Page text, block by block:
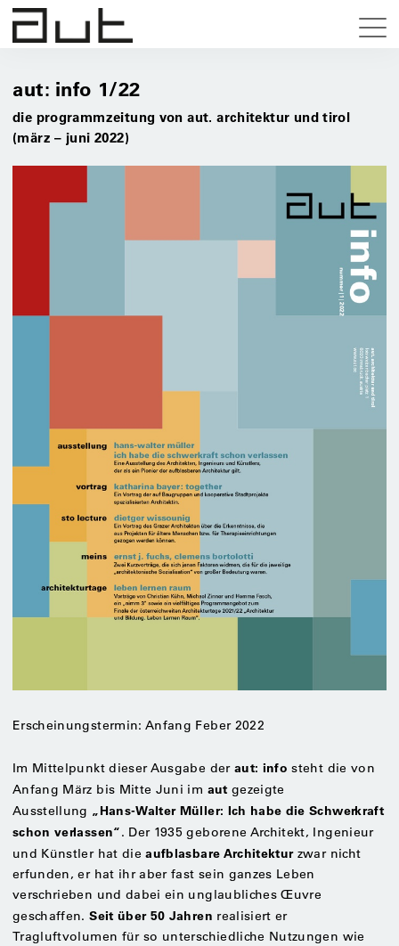
aut: info 1/22
die programmzeitung von aut. architektur und tirol
(märz – juni 2022)
Erscheinungstermin: Anfang Feber 2022
Im Mittelpunkt dieser Ausgabe der aut: info steht die von
Anfang März bis Mitte Juni im autgezeigte
Ausstellung „Hans-Walter Müller: Ich habe die Schwerkraft
schon verlassen“. Der 1935 geborene Architekt, Ingenieur
und Künstler hat dieaufblasbare Architekturzwar nicht
erfunden, er hat ihr aber fast sein ganzes Leben
verschrieben und dabei ein unglaubliches Œuvre
geschaffen.Seit über 50 Jahren realisiert er
Tragluftvolumen für so unterschiedliche Nutzungen wie